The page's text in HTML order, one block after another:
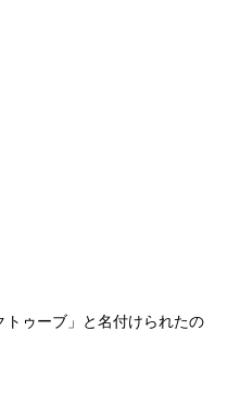
ゥーブ」と名付けられたの